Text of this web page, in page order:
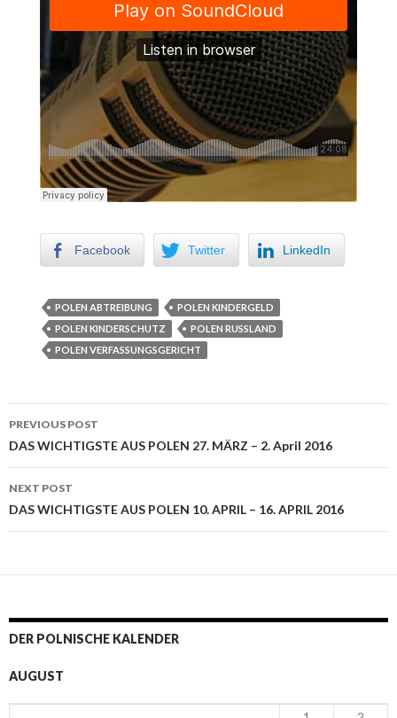
Facebook Twitter LinkedIn
POLEN ABTREIBUNG
POLEN KINDERGELD
POLEN KINDERSCHUTZ
POLEN RUSSLAND
POLEN VERFASSUNGSGERICHT
Post navigation
PREVIOUS POST
DAS WICHTIGSTE AUS POLEN 27. MÄRZ – 2. April 2016
NEXT POST
DAS WICHTIGSTE AUS POLEN 10. APRIL – 16. APRIL 2016
DER POLNISCHE KALENDER
AUGUST